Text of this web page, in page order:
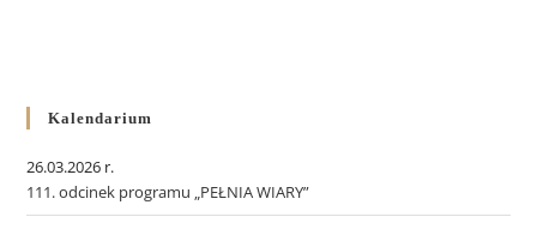
Kalendarium
26.03.2026 r.
111. odcinek programu „PEŁNIA WIARY”